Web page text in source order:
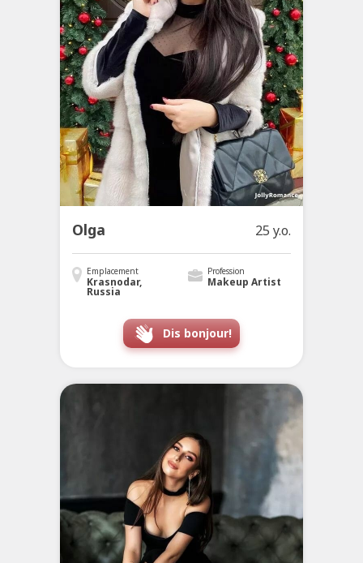
Olga 25 y.o.
Emplacement
Krasnodar,
Russia
Profession
Makeup Artist
Dis bonjour!